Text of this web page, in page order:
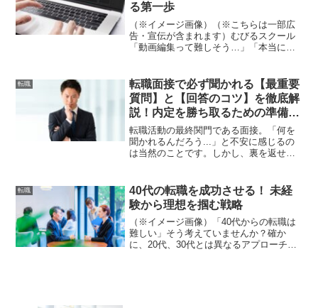
る第一歩
（※イメージ画像）（※こちらは一部広
告・宣伝が含まれます）むびるスクール
「動画編集って難しそう…」「本当に未
ン1つで誰もが動画を撮れる時代。
YouTubeやTikTok...
転職
転職面接で必ず聞かれる【最重要
質問】と【回答のコツ】を徹底解
説！内定を勝ち取るための準備と
ノウハウ 🚀
転職活動の最終関門である面接。「何を
聞かれるんだろう...」と不安に感じるの
は当然のことです。しかし、裏を返せ
とができるということです。面接官は、
あなたのスキルや経験だけでなく、自社
で活躍できる人物か、企業文化にフィッ
トするかを慎重に見極めています。この
記事では、多くの企業で共通して聞かれ
る最重要質問と、面接官の心を掴むため
転職
40代の転職を成功させる！ 未経
験から理想を掴む戦略
（※イメージ画像）「40代からの転職は
難しい」そう考えていませんか？確か
に、20代、30代とは異なるアプローチが